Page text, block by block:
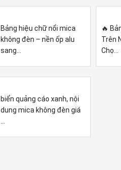
Bảng hiệu chữ nổi mica
không đèn – nền ốp alu
sang...
🔥
Trên
Chọ...
biển quảng cáo xanh, nội
dung mica không đèn giá